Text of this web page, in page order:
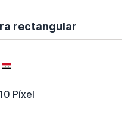
rectangular
Píxel